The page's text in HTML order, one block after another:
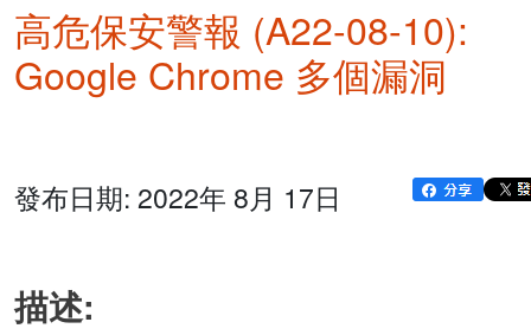
高危保安警報 (A22-08-10):
Google Chrome 多個漏洞
發布日期: 2022年 8月 17日
描述: